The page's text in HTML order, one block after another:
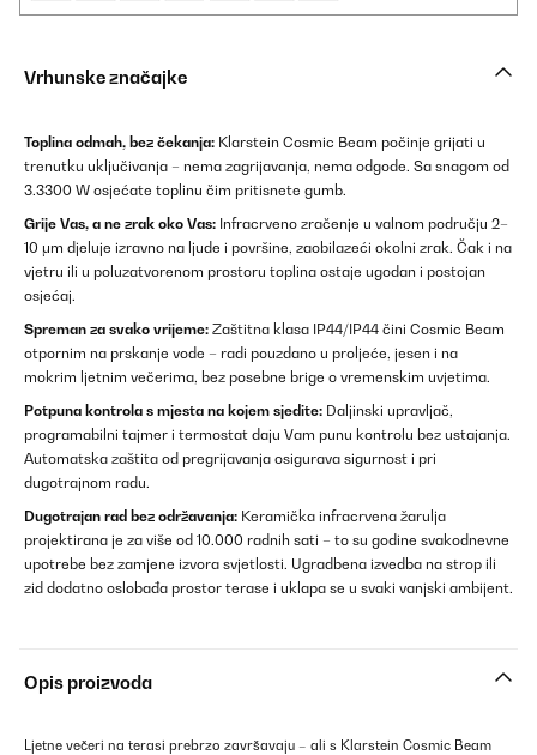
Vrhunske značajke
Toplina odmah, bez čekanja: Klarstein Cosmic Beam počinje grijati u
trenutku uključivanja – nema zagrijavanja, nema odgode. Sa snagom od
3.3300 W osjećate toplinu čim pritisnete gumb.
Grije Vas, a ne zrak oko Vas: Infracrveno zračenje u valnom području 2–
10 μm djeluje izravno na ljude i površine, zaobilazeći okolni zrak. Čak i na
vjetru ili u poluzatvorenom prostoru toplina ostaje ugodan i postojan
osjećaj.
Spreman za svako vrijeme: Zaštitna klasa IP44/IP44 čini Cosmic Beam
otpornim na prskanje vode – radi pouzdano u proljeće, jesen i na
mokrim ljetnim večerima, bez posebne brige o vremenskim uvjetima.
Potpuna kontrola s mjesta na kojem sjedite: Daljinski upravljač,
programabilni tajmer i termostat daju Vam punu kontrolu bez ustajanja.
Automatska zaštita od pregrijavanja osigurava sigurnost i pri
dugotrajnom radu.
Dugotrajan rad bez održavanja: Keramička infracrvena žarulja
projektirana je za više od 10.000 radnih sati – to su godine svakodnevne
upotrebe bez zamjene izvora svjetlosti. Ugradbena izvedba na strop ili
zid dodatno oslobađa prostor terase i uklapa se u svaki vanjski ambijent.
Opis proizvoda
Ljetne večeri na terasi prebrzo završavaju – ali s Klarstein Cosmic Beam